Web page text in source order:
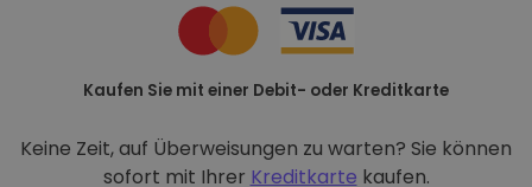
Kaufen Sie mit einer Debit- oder Kreditkarte
Keine Zeit, auf Überweisungen zu warten? Sie können
sofort mit Ihrer Kreditkarte kaufen.